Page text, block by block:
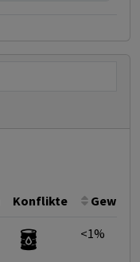
Konflikte
<1%